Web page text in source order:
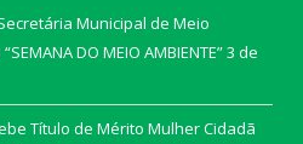
Municipal de Meio
DO MEIO AMBIENTE”3 de
Título de Mérito Mulher Cidadã